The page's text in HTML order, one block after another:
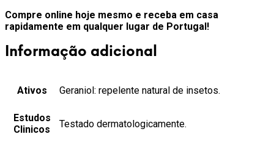
Compre online hoje mesmo e receba em casa
rapidamente em qualquer lugar de Portugal!
Informação adicional
Ativos Geraniol: repelente natural de insetos.
Estudos
Clinicos
Testado dermatologicamente.